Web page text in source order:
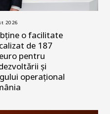
2026
o facilitate
de 187
pentru
și
operațional